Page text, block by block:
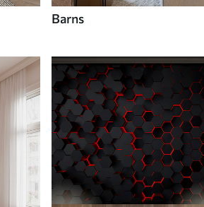
Barns